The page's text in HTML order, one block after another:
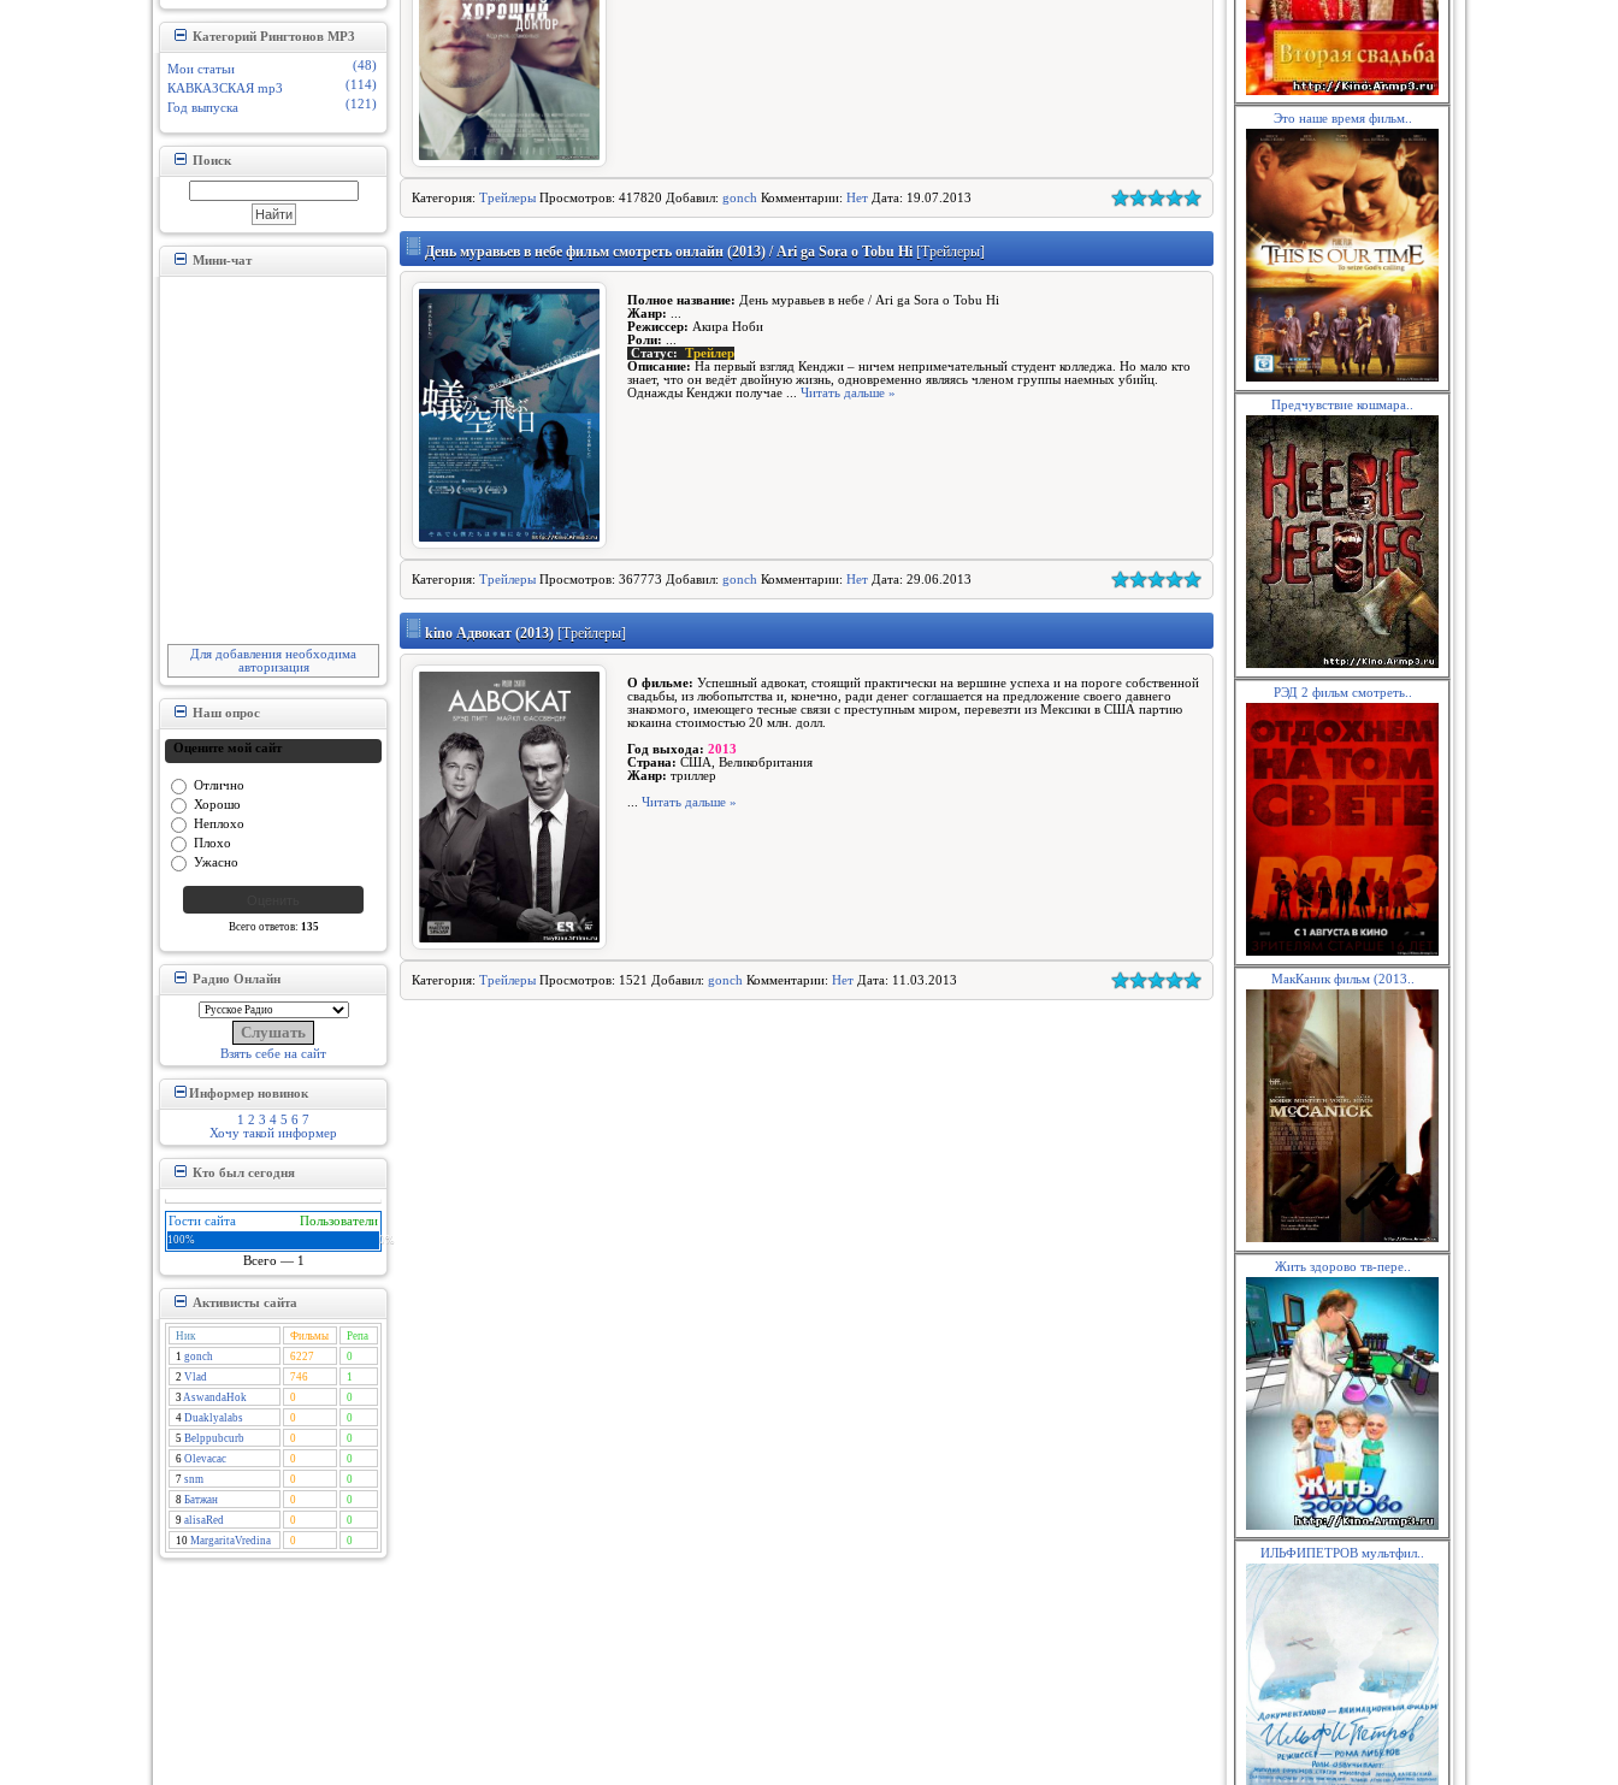
Категорий Рингтонов MP3
Мои статьи
(48)
КАВКАЗСКАЯ mp3
(114)
Год выпуска
(121)
Поиск
Мини-чат
Для добавления необходима
авторизация
Наш опрос
Оцените мой сайт
Отлично
Хорошо
Неплохо
Плохо
Ужасно
Всего ответов: 135
Радио Онлайн
Взять себе на сайт
Информер новинок
1 2 3 4 5 6 7
Хочу такой информер
Кто был сегодня
Пользователи
Гости сайта
100% 0%
Всего — 1
Активисты сайта
Ник Фильмы
Репа
1 gonch 6227
0
2 Vlad 746
1
3 AswandaHok 0
0
4 Duaklyalabs 0
0
5 Belppubcurb 0
0
6 Olevacac 0
0
7 snm 0
0
8 Батжан 0
0
9 alisaRed 0
0
10 MargaritaVredina 0 0
Категория: Трейлеры Просмотров: 417820 Добавил: gonch Комментарии: Нет Дата: 19.07.2013
День муравьев в небе фильм смотреть онлайн (2013) / Ari ga Sora o Tobu Hi [Трейлеры]
Полное название: День муравьев в небе / Ari ga Sora o Tobu Hi
Жанр: ...
Режиссер: Акира Ноби
Роли: ...
Статус:
Трейлер
Описание: На первый взгляд Кенджи – ничем непримечательный студент колледжа. Но мало кто
знает, что он ведёт двойную жизнь, одновременно являясь членом группы наемных убийц.
Однажды Кенджи получае ... Читать дальше »
Категория: Трейлеры Просмотров: 367773 Добавил: gonch Комментарии: Нет Дата: 29.06.2013
kino Адвокат (2013) [Трейлеры]
О фильме: Успешный адвокат, стоящий практически на вершине успеха и на пороге собственной
свадьбы, из любопытства и, конечно, ради денег соглашается на предложение своего давнего
знакомого, имеющего тесные связи с преступным миром, перевезти из Мексики в США партию
кокаина стоимостью 20 млн. долл.
Год выхода: 2013
Страна: США, Великобритания
Жанр: триллер
Читать дальше »
Категория: Трейлеры Просмотров: 1521 Добавил: gonch Комментарии: Нет Дата: 11.03.2013
Это наше время фильм..
Предчувствие кошмара..
РЭД 2 фильм смотреть..
МакКаник фильм (2013..
Жить здорово тв-пере..
ИЛЬФИПЕТРОВ мультфил..